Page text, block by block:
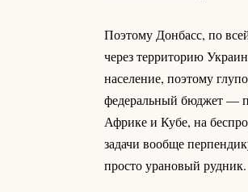
Поэтому Донбасс, по
через территорию
население, поэтому
федеральный бюджет —
Африке и Кубе, на
задачи вообще
просто урановый рудник.